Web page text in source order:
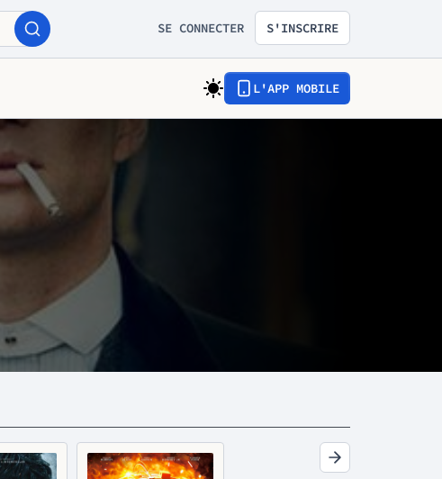
SE CONNECTER S'INSCRIRE
L'APP MOBILE